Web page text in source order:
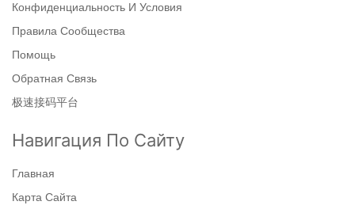
Конфиденциальность И Условия
Правила Сообщества
Помощь
Обратная Связь
极速接码平台
Навигация По Сайту
Главная
Карта Сайта